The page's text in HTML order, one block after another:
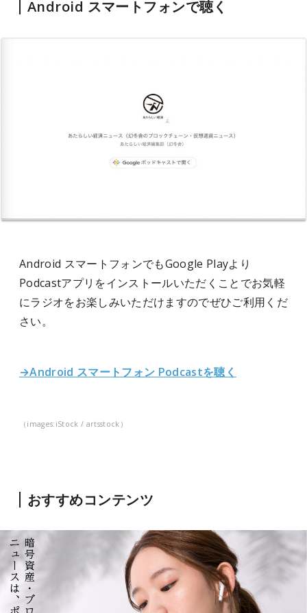
Android スマートフォンで聴く
Android スマートフォンでもGoogle Playより
Podcastアプリをインストールいただくことでお気軽
にラジオをお楽しみいただけますのでぜひご利用くだ
さい。
→Android スマートフォン Podcastを聴く
（images:iStock / artsstock）
おすすめコンテンツ